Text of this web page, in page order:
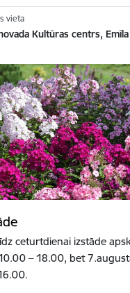
vieta
Kultūras centrs,
ceturtdienai izstāde
– 18.00, bet